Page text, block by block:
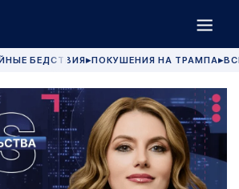
БЕДСТВИЯ▶ПОКУШЕНИЯ НА ТРАМПА▶